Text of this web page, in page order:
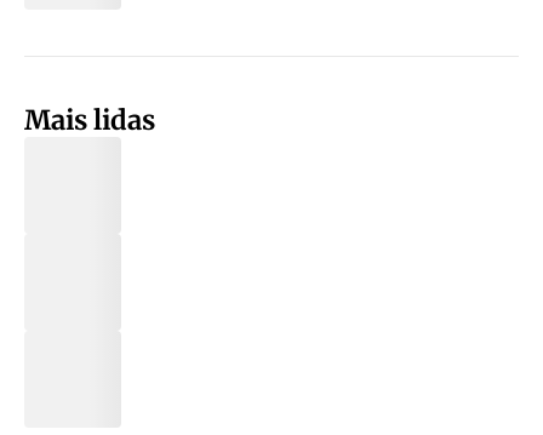
Mais lidas